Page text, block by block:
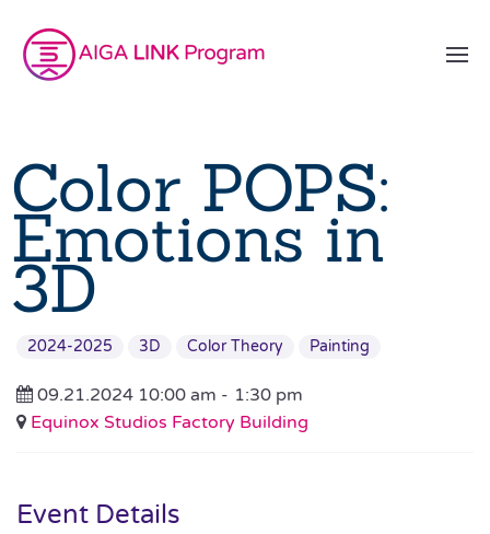
Color POPS:
Emotions in
3D
2024-2025 3D Color Theory Painting
09.21.2024 10:00 am - 1:30 pm
Equinox Studios Factory Building
Event Details